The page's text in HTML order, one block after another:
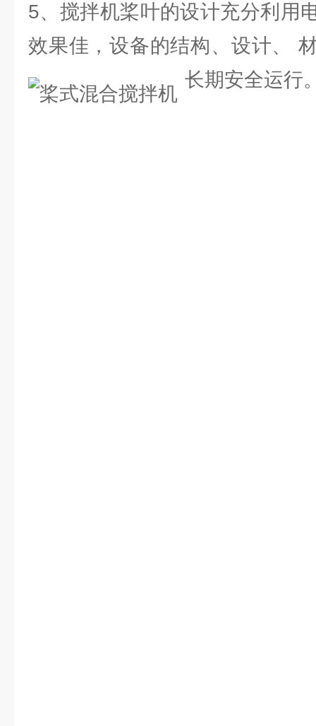
5、搅拌机桨叶的设计充分利用
效果佳，设备的结构、设计、
长期安全运行